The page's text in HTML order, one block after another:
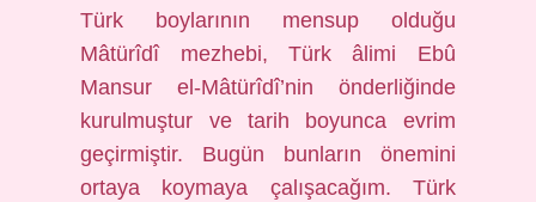
Türk boylarının mensup olduğu
Mâtürîdî mezhebi, Türk âlimi Ebû
Mansur el-Mâtürîdî’nin önderliğinde
kurulmuştur ve tarih boyunca evrim
geçirmiştir. Bugün bunların önemini
ortaya koymaya çalışacağım. Türk